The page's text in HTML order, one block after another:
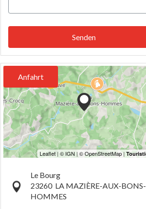
Senden
Anfahrt
Le Bourg
23260 LA MAZIÈRE-AUX-BONS-
HOMMES